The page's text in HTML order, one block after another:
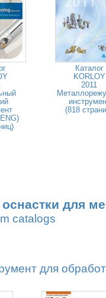
Каталог
KORLOY
2011
(818
для
catalogs
для